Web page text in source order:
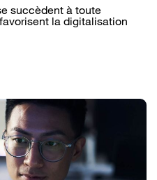
succèdent à toute
la digitalisation